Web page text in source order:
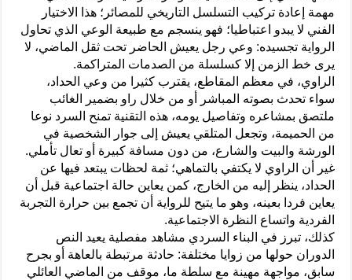
مهمة إعادة تركيب التسلسل التاريخي للمصائر؛ هذا الاختيار
الفني لا يبدو اعتباطيا؛ فهو ينسجم مع طبيعة الوعي الذي تحاول
الرواية تجسيده: وعي رجل يعيش الحاضر تحت ثقل الماضي، لا
يرى خط الزمن إلا كسلسلة من الصدمات المتراكمة.
الراوي، في معظم المقاطع، يقترب كثيرا من وعي الحداد،
سواء تحدث بصوته المباشر أو من خلال راو بضمير الغائب
ملتصق بمشاعره وتفاصيل يومه، هذه التقنية تمنح السرد نوعا
من الحميمة، وتجعل المتلقي يعيش إلى جوار الشخصية في
الورشة والبيت والشارع، من دون مسافة كبيرة أو تعال تأملي.
غير أن الراوي لا يكتفي بالتماهي؛ ثمة لحظات يبتعد فيها عن
الحداد، ينظر إليه من الخارج، كمن يعاين حالة اجتماعية قبل أن
يعاين فردا بعينه، وهو ما يتيح للرواية أن تجمع بين حرارة التجربة
الفردية واتساع النظرة الاجتماعية.
كذلك، تبرز في البناء السردي مشاهد مفصلية يعيد النص
الدوران حولها من زوايا مختلفة: حادثة مرتبطة بالعاهة أو بجرح
سابق، مواجهة مهينة مع سلطة ما، موقف من الماضي العائلي